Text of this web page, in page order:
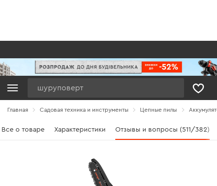
Главная Садовая техника и инструменты Цепные пилы
Все о товаре Характеристики Отзывы и вопросы (511/382)